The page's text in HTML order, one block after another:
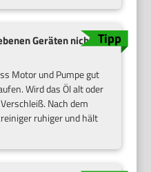
Geräten nicht
Motor und Pumpe gut
Wird das Öl alt oder
Nach dem
ruhiger und hält